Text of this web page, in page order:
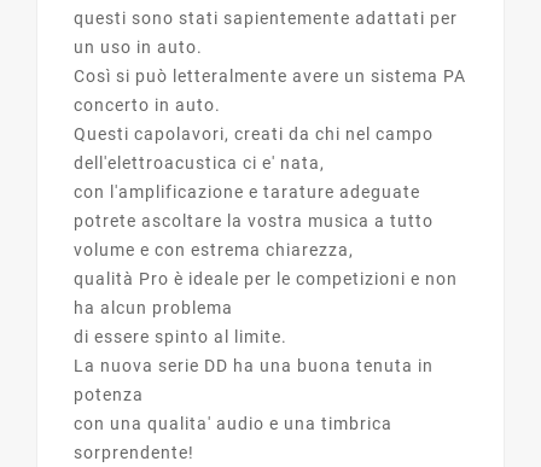
questi sono stati sapientemente adattati per
un uso in auto.
Così si può letteralmente avere un sistema PA
concerto in auto.
Questi capolavori, creati da chi nel campo
dell'elettroacustica ci e' nata,
con l'amplificazione e tarature adeguate
potrete ascoltare la vostra musica a tutto
volume e con estrema chiarezza,
qualità Pro è ideale per le competizioni e non
ha alcun problema
di essere spinto al limite.
La nuova serie DD ha una buona tenuta in
potenza
con una qualita' audio e una timbrica
sorprendente!